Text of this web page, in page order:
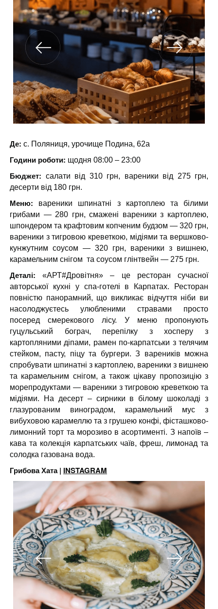
Де: с. Поляниця, урочище Подина, 62а
Години роботи: щодня 08:00 – 23:00
Бюджет: салати від 310 грн, вареники від 275 грн,
десерти від 180 грн.
Меню: вареники шпинатні з картоплею та білими
грибами — 280 грн, смажені вареники з картоплею,
шпондером та крафтовим копченим будзом — 320 грн,
вареники з тигровою креветкою, мідіями та вершково-
кунжутним соусом — 320 грн, вареники з вишнею,
карамельним снігом та соусом глінтвейн — 275 грн.
Деталі:«АРТ#Дровітня» – це ресторан сучасної
авторської кухні у спа-готелі в Карпатах. Ресторан
повністю панорамний, що викликає відчуття ніби ви
насолоджуєтесь улюбленими стравами просто
посеред смерекового лісу. У меню пропонують
гуцульський бограч, перепілку з хосперу з
картопляними діпами, рамен по-карпатськи з телячим
стейком, пасту, піцу та бургери. З вареників можна
спробувати шпинатні з картоплею, вареники з вишнею
та карамельним снігом, а також цікаву пропозицію з
морепродуктами — вареники з тигровою креветкою та
мідіями. На десерт – сирники в білому шоколаді з
глазурованим виноградом, карамельний мус з
вибуховою карамеллю та з грушею конфі, фісташково-
лимонний торт та морозиво в асортименті. З напоїв –
кава та колекція карпатських чаїв, фреш, лимонад та
солодка газована вода.
Грибова Хата | INSTAGRAM